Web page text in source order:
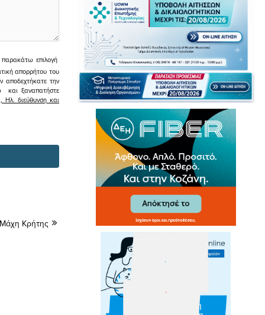
επιλογή
απορρήτου του
αποδεχτήκατε την
και ξαναπατήστε
διεύθυνση και
Κρήτης